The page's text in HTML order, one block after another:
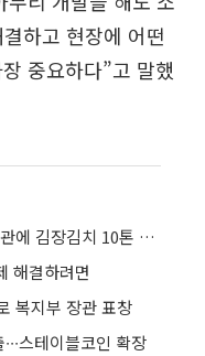
하고 현장에 어떤
중요하다”고 말했
현대그린푸드, 용인시 수지노인복지관에 김장김치 10톤 전달
해결하려면
복지부 장관 표창
스테이블코인 확장